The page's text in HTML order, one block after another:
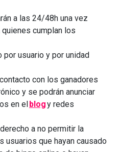
a las 24/48h una vez
cumplan los
por usuario y por unidad
con los ganadores
y se podrán anunciar
en elblogy redes
a no permitir la
usuarios que hayan causado